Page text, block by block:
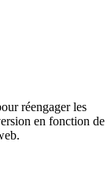
réengager les
en fonction de